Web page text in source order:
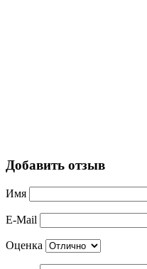
Добавить отзыв
Имя
E-Mail
Оценка